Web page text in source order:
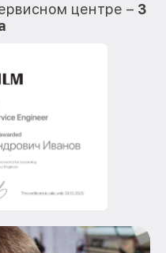
центре – 3